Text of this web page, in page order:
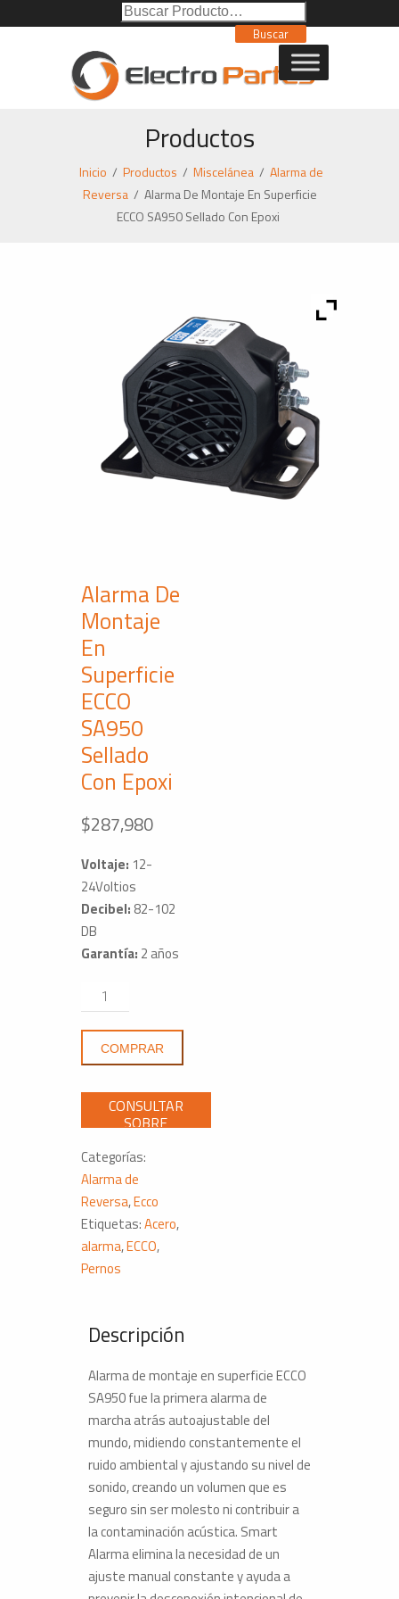
Buscar
Poducto:
Buscar
Productos
Inicio / Productos / Miscelánea / Alarma de
Reversa / Alarma De Montaje En Superficie
ECCO SA950 Sellado Con Epoxi
Alarma De
Montaje
En
Superficie
ECCO
SA950
Sellado
Con Epoxi
$287,980
Voltaje: 12-
24Voltios
Decibel: 82-102
DB
Garantía: 2 años
Alarma
De
Montaje
En
ECCO
SA950
Sellado
Con
Epoxi
cantidad
COMPRAR
Categorías:
Alarma de
Reversa,Ecco
Etiquetas:Acero,
alarma,ECCO,
Pernos
Descripción
Alarma de montaje en superficie ECCO
SA950 fue la primera alarma de
marcha atrás autoajustable del
mundo, midiendo constantemente el
ruido ambiental y ajustando su nivel de
sonido, creando un volumen que es
seguro sin ser molesto ni contribuir a
la contaminación acústica. Smart
Alarma elimina la necesidad de un
ajuste manual constante y ayuda a